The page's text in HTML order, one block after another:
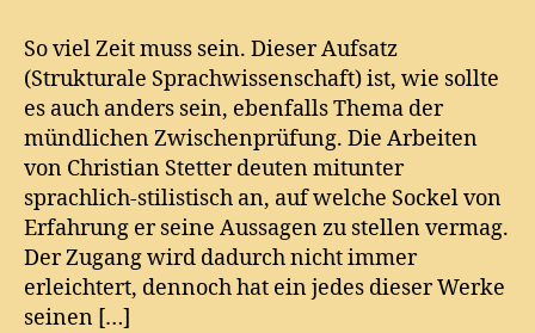
So viel Zeit muss sein. Dieser Aufsatz
(Strukturale Sprachwissenschaft) ist, wie sollte
es auch anders sein, ebenfalls Thema der
mündlichen Zwischenprüfung. Die Arbeiten
von Christian Stetter deuten mitunter
sprachlich-stilistisch an, auf welche Sockel von
Erfahrung er seine Aussagen zu stellen vermag.
Der Zugang wird dadurch nicht immer
erleichtert, dennoch hat ein jedes dieser Werke
seinen […]